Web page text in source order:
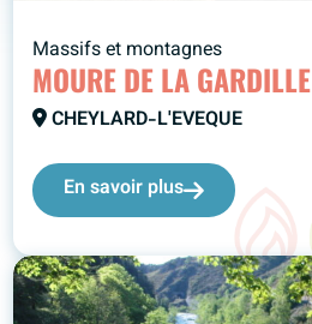
Massifs et montagnes
MOURE DE LA GARDILLE
CHEYLARD-L'EVEQUE
En savoir plus